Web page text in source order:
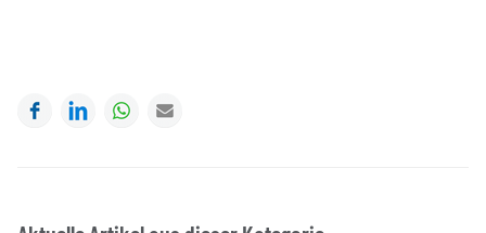
FacebookLinkedInWhatsApp